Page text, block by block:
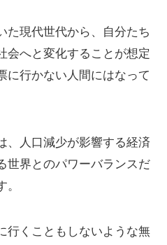
た現代世代から、自分たち
会へと変化することが想定
に行かない人間にはなって
、人口減少が影響する経済
世界とのパワーバランスだ
行くこともしないような無